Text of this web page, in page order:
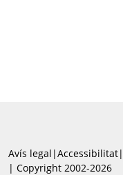
Avís legal |Accessibilitat|
| Copyright 2002-2026